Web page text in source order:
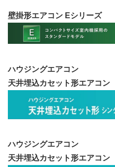
壁掛形エアコン Eシリーズ
ハウジングエアコン
天井埋込カセット形エアコ
ハウジングエアコン
天井埋込カセット形エアコ